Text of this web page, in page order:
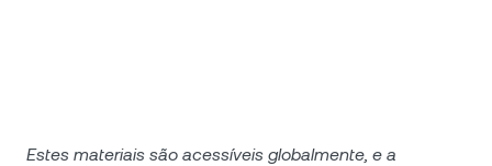
Estes materiais são acessíveis globalmente, e a